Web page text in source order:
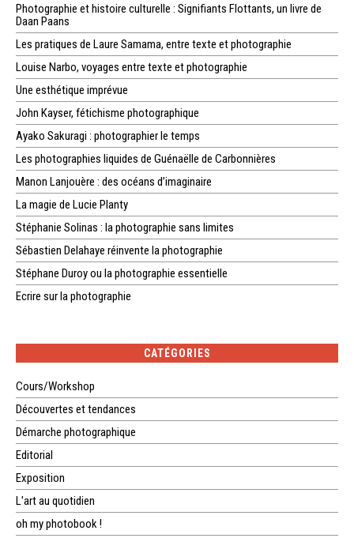
Photographie et histoire culturelle : Signifiants Flottants, un livre de
Daan Paans
Les pratiques de Laure Samama, entre texte et photographie
Louise Narbo, voyages entre texte et photographie
Une esthétique imprévue
John Kayser, fétichisme photographique
Ayako Sakuragi : photographier le temps
Les photographies liquides de Guénaëlle de Carbonnières
Manon Lanjouère : des océans d’imaginaire
La magie de Lucie Planty
Stéphanie Solinas : la photographie sans limites
Sébastien Delahaye réinvente la photographie
Stéphane Duroy ou la photographie essentielle
Ecrire sur la photographie
CATÉGORIES
Cours/Workshop
Découvertes et tendances
Démarche photographique
Editorial
Exposition
L'art au quotidien
oh my photobook !